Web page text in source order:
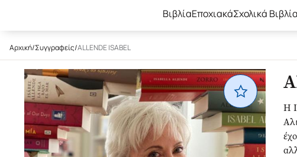
ΒιβλίαΕποχιακάΣχολικά Βιβλία
Αρχική/Συγγραφείς/ALLENDE ISABEL
Η